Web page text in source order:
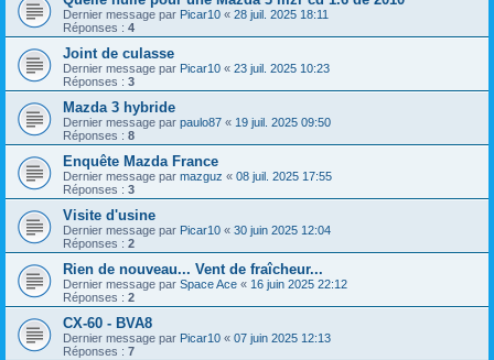
Dernier message par Picar10 « 28 juil. 2025 18:11
Réponses : 4
Joint de culasse
Dernier message par Picar10 « 23 juil. 2025 10:23
Réponses : 3
Mazda 3 hybride
Dernier message par paulo87 « 19 juil. 2025 09:50
Réponses : 8
Enquête Mazda France
Dernier message par mazguz « 08 juil. 2025 17:55
Réponses : 3
Visite d'usine
Dernier message par Picar10 « 30 juin 2025 12:04
Réponses : 2
Rien de nouveau... Vent de fraîcheur...
Dernier message par Space Ace « 16 juin 2025 22:12
Réponses : 2
CX-60 - BVA8
Dernier message par Picar10 « 07 juin 2025 12:13
Réponses : 7